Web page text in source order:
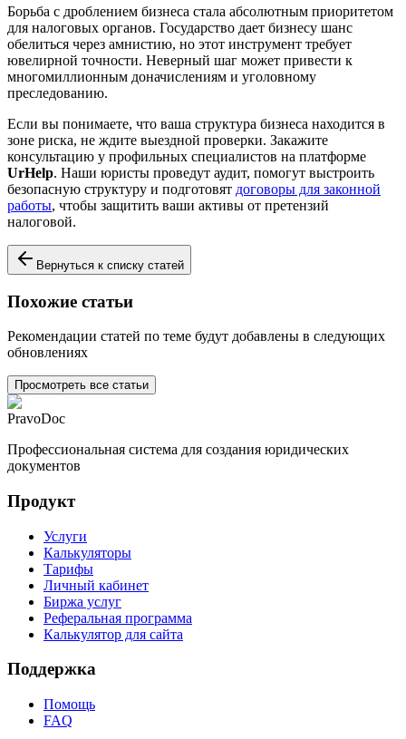
Борьба с дроблением бизнеса стала абсолютным приоритетом
для налоговых органов. Государство дает бизнесу шанс
обелиться через амнистию, но этот инструмент требует
ювелирной точности. Неверный шаг может привести к
многомиллионным доначислениям и уголовному
преследованию.
Если вы понимаете, что ваша структура бизнеса находится в
зоне риска, не ждите выездной проверки. Закажите
консультацию у профильных специалистов на платформе
UrHelp. Наши юристы проведут аудит, помогут выстроить
безопасную структуру и подготовят договоры для законной
работы, чтобы защитить ваши активы от претензий
налоговой.
Вернуться к списку статей
Похожие статьи
Рекомендации статей по теме будут добавлены в следующих
обновлениях
Просмотреть все статьи
PravoDoc
Профессиональная система для создания юридических
документов
Продукт
Услуги
Калькуляторы
Тарифы
Личный кабинет
Биржа услуг
Реферальная программа
Калькулятор для сайта
Поддержка
Помощь
FAQ